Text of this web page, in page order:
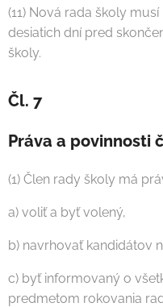
(11) Nová rada školy
desiatich dní pred
školy.
Čl. 7
Práva a povinnosti
(1) Člen rady školy má
a) voliť a byť volený,
b) navrhovať kandidátov
c) byť informovaný o
predmetom rokovania